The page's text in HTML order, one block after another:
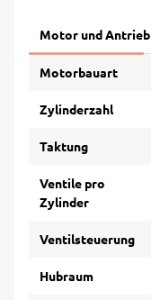
Motor und Antrieb
Motorbauart
Zylinderzahl
Taktung
Ventile pro
Zylinder
Ventilsteuerung
Hubraum